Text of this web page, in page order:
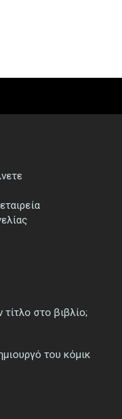
στο βιβλίο;
του κόμικ